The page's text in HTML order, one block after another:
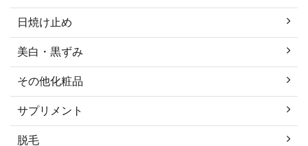
日焼け止め
美白・黒ずみ
その他化粧品
サプリメント
脱毛